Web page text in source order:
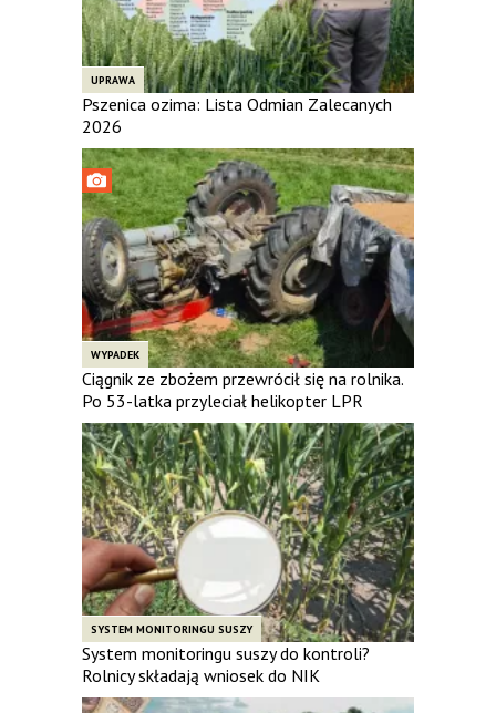
UPRAWA
Pszenica ozima: Lista Odmian Zalecanych
2026
WYPADEK
Ciągnik ze zbożem przewrócił się na rolnika.
Po 53-latka przyleciał helikopter LPR
SYSTEM MONITORINGU SUSZY
System monitoringu suszy do kontroli?
Rolnicy składają wniosek do NIK